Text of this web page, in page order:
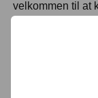
velkommen til at